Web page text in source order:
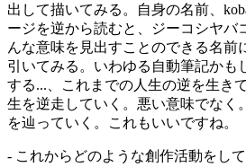
出して描いてみる。自身の名前、
ージを逆から読むと、ジーコシヤバ
んな意味を見出すことのできる名前
引いてみる。いわゆる自動筆記かも
する...、これまでの人生の逆を生き
生を逆走していく。悪い意味でなく
を辿っていく。これもいいですね。
- これからどのような創作活動をし